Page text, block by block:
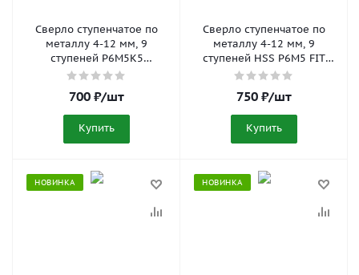
Сверло ступенчатое по
металлу 4-12 мм, 9
ступеней P6M5K5
АвтоDело 40812
700 ₽/шт
Купить
Сверло ступенчатое по
металлу 4-12 мм, 9
ступеней HSS P6M5 FIT
36394
750 ₽/шт
Купить
НОВИНКА НОВИНКА